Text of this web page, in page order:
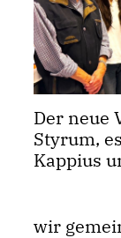
Der neue
Styrum,
Kappius
wir